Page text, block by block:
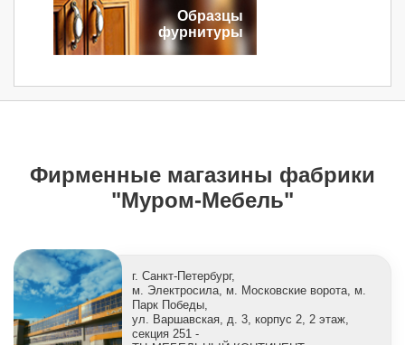
Образцы
фурнитуры
Фирменные магазины фабрики
"Муром-Мебель"
г. Санкт-Петербург,
м. Электросила, м. Московские ворота, м.
Парк Победы,
ул. Варшавская, д. 3, корпус 2, 2 этаж,
секция 251 -